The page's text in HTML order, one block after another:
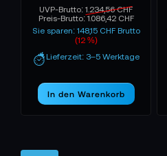
UVP-Brutto:1.234,56 CHF
Preis-Brutto:1.086,42 CHF
Sie sparen: 148,15 CHF Brutto
(12 %)
Lieferzeit: 3–5 Werktage
In den Warenkorb